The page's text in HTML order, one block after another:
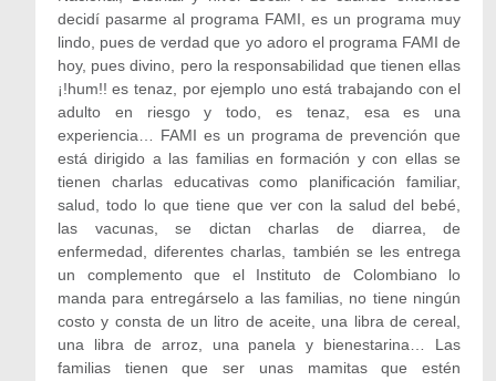
decidí pasarme al programa FAMI, es un programa muy
lindo, pues de verdad que yo adoro el programa FAMI de
hoy, pues divino, pero la responsabilidad que tienen ellas
¡!hum!! es tenaz, por ejemplo uno está trabajando con el
adulto en riesgo y todo, es tenaz, esa es una
experiencia… FAMI es un programa de prevención que
está dirigido a las familias en formación y con ellas se
tienen charlas educativas como planificación familiar,
salud, todo lo que tiene que ver con la salud del bebé,
las vacunas, se dictan charlas de diarrea, de
enfermedad, diferentes charlas, también se les entrega
un complemento que el Instituto de Colombiano lo
manda para entregárselo a las familias, no tiene ningún
costo y consta de un litro de aceite, una libra de cereal,
una libra de arroz, una panela y bienestarina… Las
familias tienen que ser unas mamitas que estén